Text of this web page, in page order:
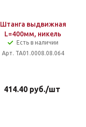
Штанга выдвижная
L=400мм, никель
Есть в наличии
Арт. TA01.0008.08.064
414.40руб./шт